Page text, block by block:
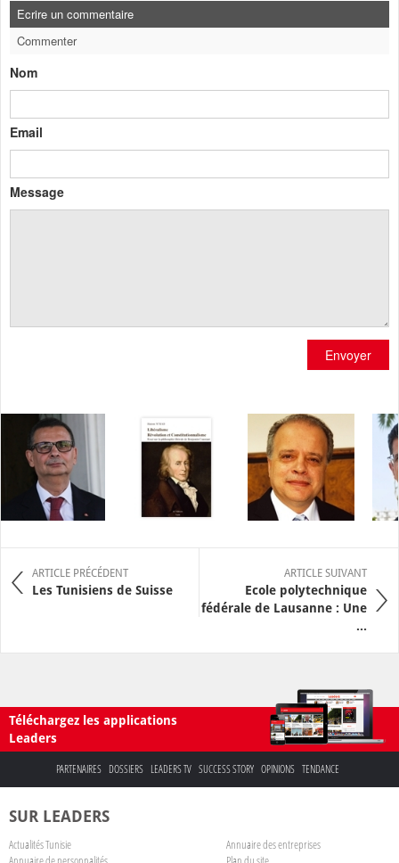
Ecrire un commentaire
Commenter
Nom
Email
Message
Envoyer
ARTICLE PRÉCÉDENT
Les Tunisiens de Suisse
ARTICLE SUIVANT
Ecole polytechnique
fédérale de Lausanne : Une
...
Téléchargez les applications
Leaders
PARTENAIRES DOSSIERS LEADERS TV SUCCESS STORY OPINIONS TENDANCE
SUR LEADERS
Actualités Tunisie
Annuaire des entreprises